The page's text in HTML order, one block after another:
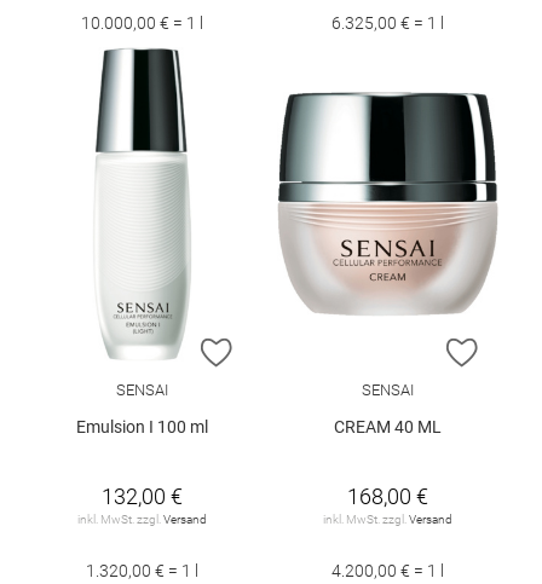
10.000,00 € = 1 l 6.325,00 € = 1 l
ZUR WUNSCHLISTE HINZUFÜGEN
SENSAI
Emulsion I 100 ml
132,00 €
inkl. MwSt. zzgl. Versand
1.320,00 € = 1 l
ZUR
SENSAI
CREAM 40 ML
168,00 €
inkl. MwSt. zzgl. Versand
4.200,00 € = 1 l